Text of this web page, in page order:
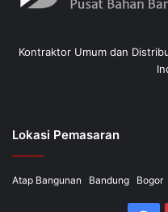
Kontraktor Umum dan
Lokasi Pemasaran
Atap Bangunan Bandung Bogor